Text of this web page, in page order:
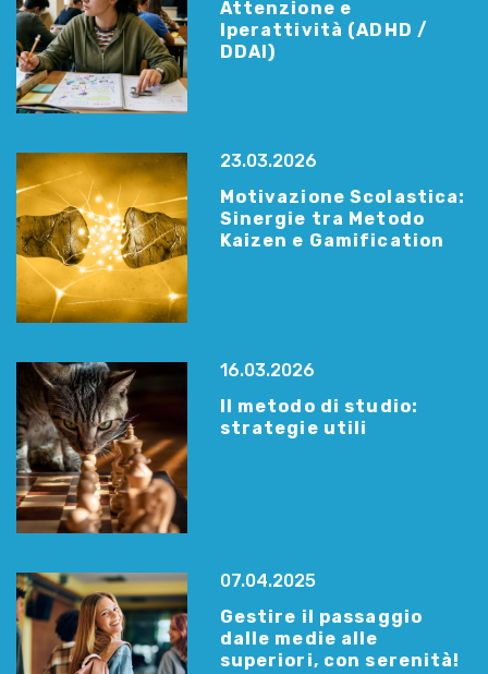
Attenzione e
Iperattività (ADHD /
DDAI)
23.03.2026
Motivazione Scolastica:
Sinergie tra Metodo
Kaizen e Gamification
16.03.2026
Il metodo di studio:
strategie utili
07.04.2025
Gestire il passaggio
dalle medie alle
superiori, con serenità!